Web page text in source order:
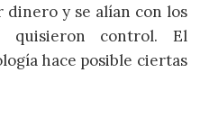
y se alían con los
quisieron control. El
hace posible ciertas